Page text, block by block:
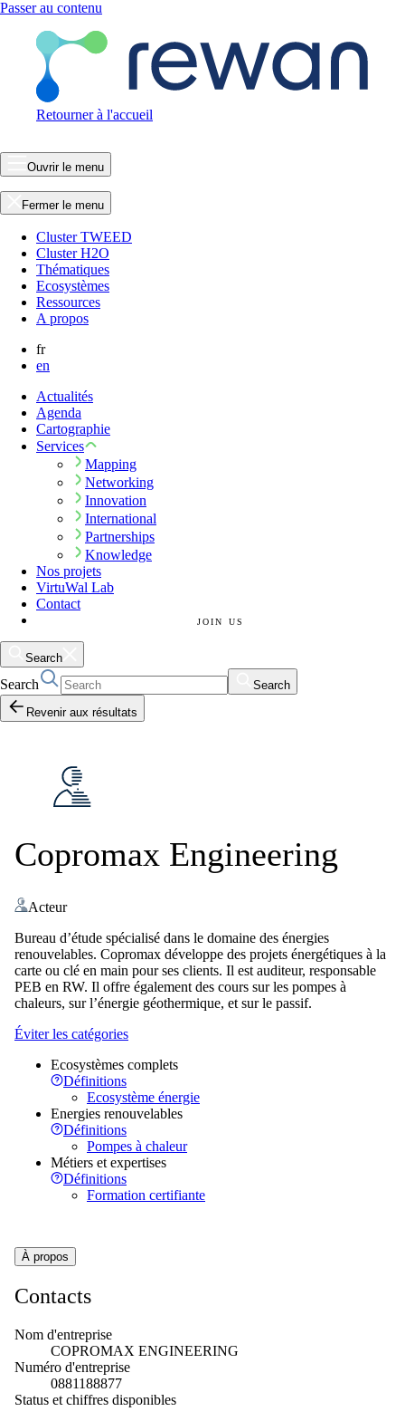
Passer au contenu
Retourner à l'accueil
Ouvrir le menu
Fermer le menu
Cluster TWEED
Cluster H2O
Thématiques
Ecosystèmes
Ressources
A propos
fr
en
Actualités
Agenda
Cartographie
Services
Mapping
Networking
Innovation
International
Partnerships
Knowledge
Nos projets
VirtuWal Lab
Contact
JOIN US
Search
Search
Search
Revenir aux résultats
Copromax Engineering
Acteur
Bureau d’étude spécialisé dans le domaine des énergies
renouvelables. Copromax développe des projets énergétiques à la
carte ou clé en main pour ses clients. Il est auditeur, responsable
PEB en RW. Il offre également des cours sur les pompes à
chaleurs, sur l’énergie géothermique, et sur le passif.
Éviter les catégories
Ecosystèmes complets
Définitions
Ecosystème énergie
Energies renouvelables
Définitions
Pompes à chaleur
Métiers et expertises
Définitions
Formation certifiante
À propos
Contacts
Nom d'entreprise
COPROMAX ENGINEERING
Numéro d'entreprise
0881188877
Status et chiffres disponibles